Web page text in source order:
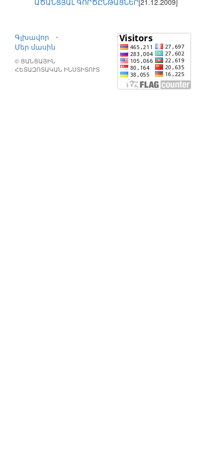
ԱԾԱՆՑՅԱԼ ԳՈՐԾԸՆԹԱՑՆԵՐ[21.12.2009]
Գլխավոր
⋅
Մեր մասին
© ՑԱՆՑԱՅԻՆ
ՀԵՏԱԶՈՏԱԿԱՆ ԻՆՍՏԻՏՈՒՏ